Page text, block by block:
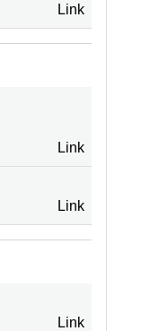
Link
Link
Link
Link